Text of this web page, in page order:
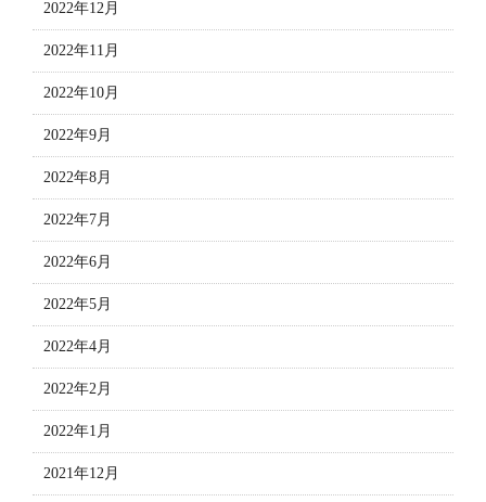
2022年12月
2022年11月
2022年10月
2022年9月
2022年8月
2022年7月
2022年6月
2022年5月
2022年4月
2022年2月
2022年1月
2021年12月